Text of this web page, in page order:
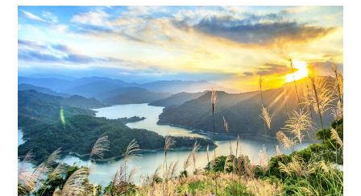
う預言も、近いうちに完全に実現するものと信じます。 写しと影
だと言…